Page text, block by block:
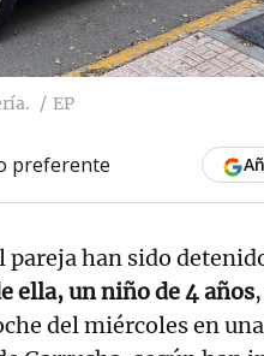
EP
preferente
pareja han sido
ella, un niño de 4 años
del miércoles en